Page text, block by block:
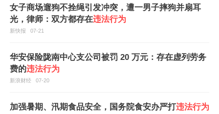
女子商场遛狗不拴绳引发冲突，遭一男子摔狗并扇耳
光，律师：双方都存在违法行为
新快报 07-21
华安保险陇南中心支公司被罚 20 万元：存在虚列劳务
费的违法行为
新浪财经 07-20
加强暑期、汛期食品安全，国务院食安办严打违法行为